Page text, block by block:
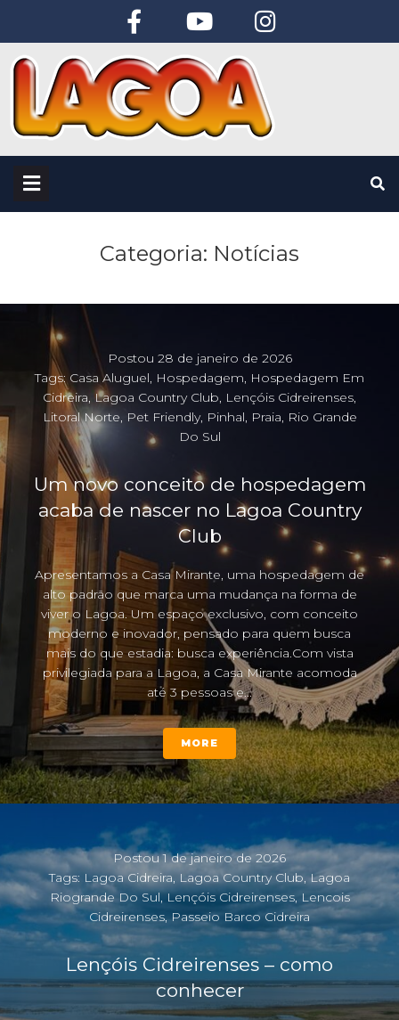
Categoria: Notícias
Postou 28 de janeiro de 2026
Tags: Casa Aluguel, Hospedagem, Hospedagem Em
Cidreira, Lagoa Country Club, Lençóis Cidreirenses,
Litoral Norte, Pet Friendly, Pinhal, Praia, Rio Grande
Do Sul
Um novo conceito de hospedagem
acaba de nascer no Lagoa Country
Club
Apresentamos a Casa Mirante, uma hospedagem de
alto padrão que marca uma mudança na forma de
viver o Lagoa. Um espaço exclusivo, com conceito
moderno e inovador, pensado para quem busca
mais do que estadia: busca experiência.Com vista
privilegiada para a Lagoa, a Casa Mirante acomoda
até 3 pessoas e...
MORE
Postou1 de janeiro de 2026
Tags: Lagoa Cidreira, Lagoa Country Club,Lagoa
Riogrande Do Sul,Lençóis Cidreirenses, Lencois
Cidreirenses,Passeio Barco Cidreira
Lençóis Cidreirenses – como
conhecer